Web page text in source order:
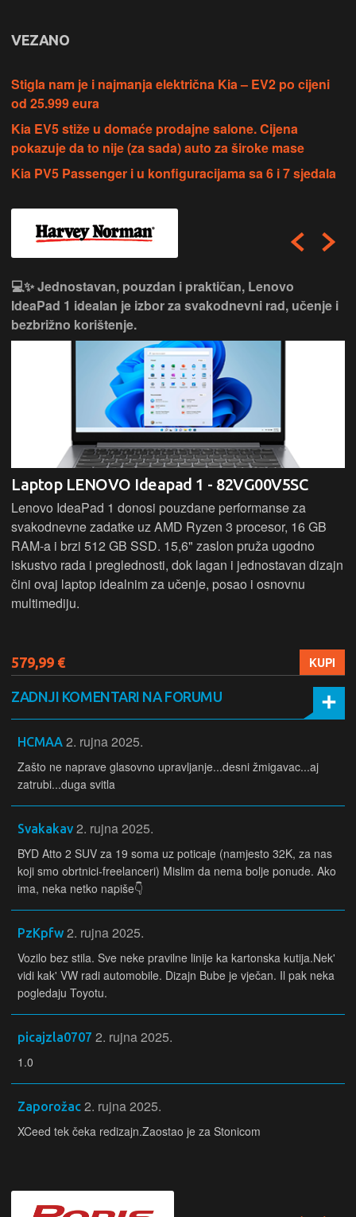
VEZANO
Stigla nam je i najmanja električna Kia – EV2 po cijeni
od 25.999 eura
Kia EV5 stiže u domaće prodajne salone. Cijena
pokazuje da to nije (za sada) auto za široke mase
Kia PV5 Passenger i u konfiguracijama sa 6 i 7 sjedala
💻✨ Jednostavan, pouzdan i praktičan, Lenovo
IdeaPad 1 idealan je izbor za svakodnevni rad, učenje i
bezbrižno korištenje.
Laptop LENOVO Ideapad 1 - 82VG00V5SC
Lenovo IdeaPad 1 donosi pouzdane performanse za
svakodnevne zadatke uz AMD Ryzen 3 procesor, 16 GB
RAM-a i brzi 512 GB SSD. 15,6" zaslon pruža ugodno
iskustvo rada i preglednosti, dok lagan i jednostavan dizajn
čini ovaj laptop idealnim za učenje, posao i osnovnu
multimediju.
579,99 € KUPI
ZADNJI KOMENTARI NA FORUMU
HCMAA 2. rujna 2025.
Zašto ne naprave glasovno upravljanje...desni žmigavac...aj
zatrubi...duga svitla
Svakakav 2. rujna 2025.
BYD Atto 2 SUV za 19 soma uz poticaje (namjesto 32K, za nas
koji smo obrtnici-freelanceri) Mislim da nema bolje ponude. Ako
ima, neka netko napiše👇
PzKpfw 2. rujna 2025.
Vozilo bez stila. Sve neke pravilne linije ka kartonska kutija.Nek'
vidi kak' VW radi automobile. Dizajn Bube je vječan. Il pak neka
pogledaju Toyotu.
picajzla0707 2. rujna 2025.
1.0
Zaporožac 2. rujna 2025.
XCeed tek čeka redizajn.Zaostao je za Stonicom